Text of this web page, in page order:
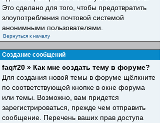
Это сделано для того, чтобы предотвратить
злоупотребления почтовой системой
анонимными пользователями.
Вернуться к началу
Создание сообщений
faq#20 » Как мне создать тему в форуме?
Для создания новой темы в форуме щёлкните
по соответствующей кнопке в окне форума
или темы. Возможно, вам придется
зарегистрироваться, прежде чем отправить
сообщение. Перечень ваших прав доступа